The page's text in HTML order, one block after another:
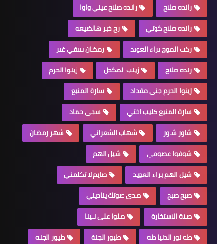
رانده صلاح
رانده صلاح عيني واوا
رانده صلاح كوتي
رح خبر هالضيعه
ركب الموج براء العويد
رمضان بيبقي غير
رنده صلاح
زينب المكحل
زينوا الحرم
زينوا الحرم جنى مقداد
سارة المنيع
سارة المنيع كليب اختي
سجى حماد
شاور شاور
شهاب الشعراني
شهر رمضان
شوفوا عصومي
شيل الهم
شيل الهم براء العويد
صايم لا تكلمني
صبح صبح
صدى صوتك يناديني
صلاة الاستخارة
صلوا على نبينا
طه نور الدنيا طه
طيور الجنة
طيور الجنه